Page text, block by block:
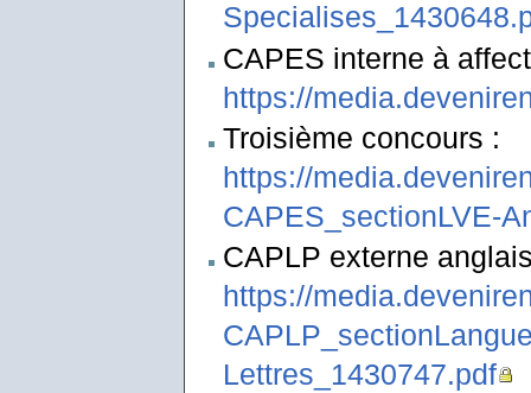
CAPES interne à
https://
Troisième concours :
https://
CAPES_sectionLVE-
CAPLP externe
https://
Lettres_1430747.pdf